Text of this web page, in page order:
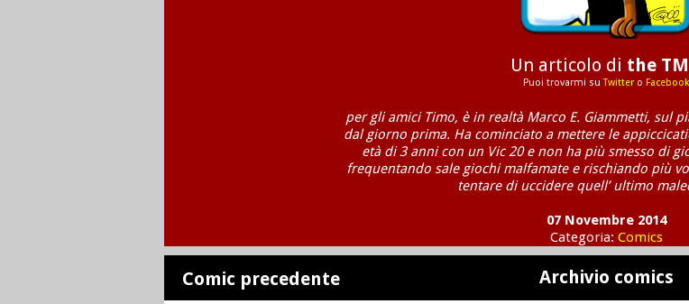
Un articolo di the
Puoi trovarmi suTwittero Facebook
per gli amici Timo, è in realtà Marco E. Giammetti, sul
dal giorno prima. Ha cominciato a mettere le
età di 3 anni con un Vic 20 e non ha più smesso di
frequentando sale giochi malfamate e rischiando più
tentare di uccidere quell’ ultimo
07 Novembre 2014
Categoria: Comics
Comic precedente Archivio comics